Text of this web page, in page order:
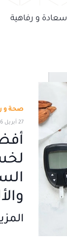
سعادة و رفاهية
صحة و
27 أبريل 2026